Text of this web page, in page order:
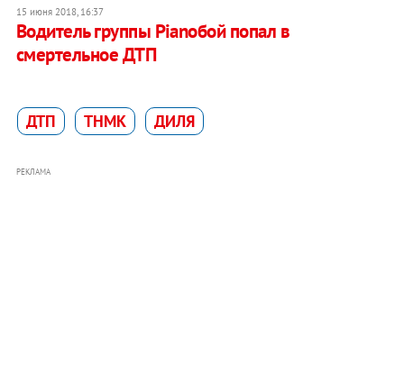
15 июня 2018, 16:37
Водитель группы Ріаnобой попал в
смертельное ДТП
ДТП ТНМК ДИЛЯ
РЕКЛАМА